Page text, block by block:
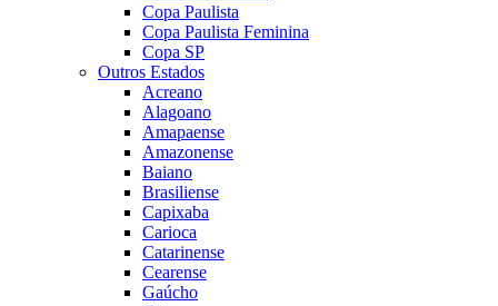
Copa Paulista
Copa Paulista Feminina
Copa SP
Outros Estados
Acreano
Alagoano
Amapaense
Amazonense
Baiano
Brasiliense
Capixaba
Carioca
Catarinense
Cearense
Gaúcho